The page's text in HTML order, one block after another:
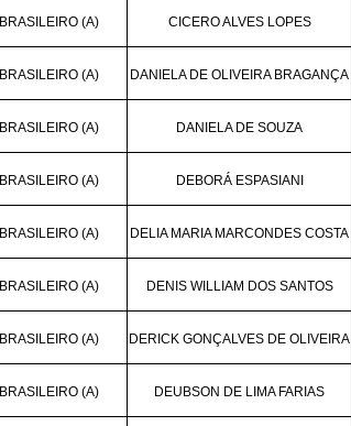
BRASILEIRO (A) CICERO ALVES LOPES
BRASILEIRO (A) DANIELA DE OLIVEIRA BRAGANÇA
BRASILEIRO (A) DANIELA DE SOUZA
BRASILEIRO (A) DEBORÁ ESPASIANI
BRASILEIRO (A) DELIA MARIA MARCONDES COSTA
BRASILEIRO (A) DENIS WILLIAM DOS SANTOS
BRASILEIRO (A) DERICK GONÇALVES DE OLIVEIRA
BRASILEIRO (A) DEUBSON DE LIMA FARIAS